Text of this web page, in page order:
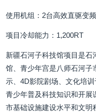
使用机组：2台高效直驱变
项目冷却能力：1,200RT
新疆石河子科技馆项目是石
馆、青少年宫是八师石河子
示、4D影院剧场、文化培
青少年普及科技知识和开展
市基础设施建设水平和文明